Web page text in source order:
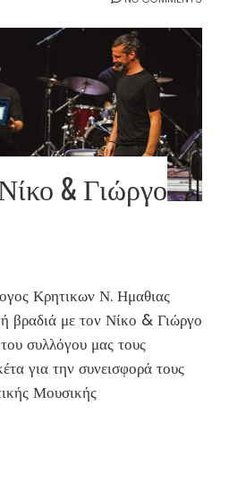
& Γιώργο
Κρητικων Ν. Ημαθιας
βραδιά με τον Νίκο & Γιώργο
συλλόγου μας τους
για την συνεισφορά τους
Μουσικής